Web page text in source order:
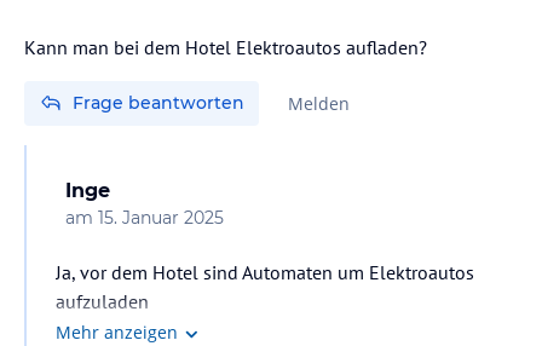
Kann man bei dem Hotel Elektroautos aufladen?
Frage beantworten Melden
Inge
am 15. Januar 2025
Ja, vor dem Hotel sind Automaten um Elektroautos
aufzuladen
Mehr anzeigen